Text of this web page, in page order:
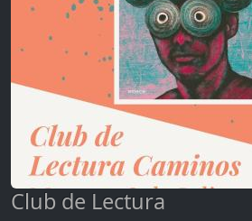
Club de Lectura